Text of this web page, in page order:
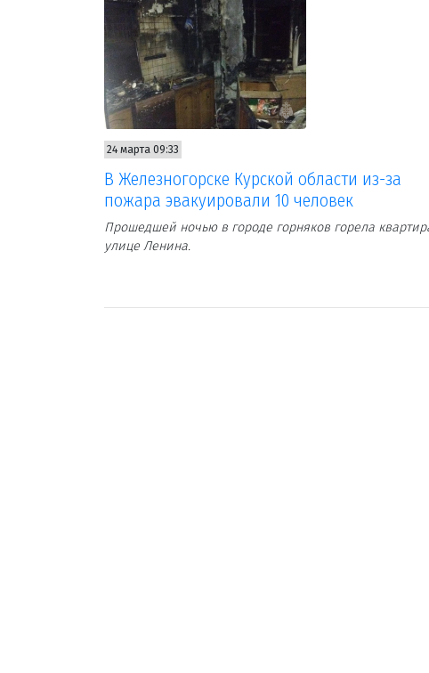
24 марта 09:33
В Железногорске Курской области из-за
пожара эвакуировали 10 человек
Прошедшей ночью в городе горняков горела
улице Ленина.